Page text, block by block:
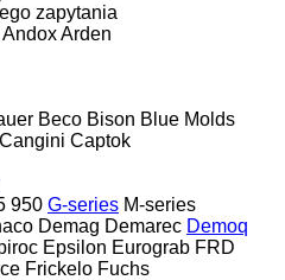
zapytania
AndoxArden
Beco Bison Blue Molds
Cangini Captok
950 G-series M-series
Demag Demarec Demoq
Epsilon Eurograb FRD
Frickelo Fuchs